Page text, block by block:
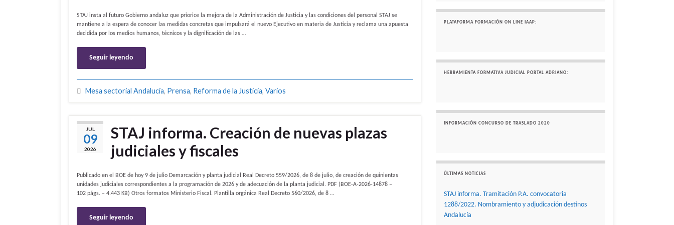
STAJ insta al futuro Gobierno andaluz que priorice la mejora de la Administración de Justicia y las condiciones del personal STAJ se
mantiene a la espera de conocer las medidas concretas que impulsará el nuevo Ejecutivo en materia de Justicia y reclama una apuesta
decidida por los medios humanos, técnicos y la dignificación de las …
Seguir leyendo
Mesa sectorial Andalucía, Prensa, Reforma de la Justicia, Varios
JUL
09
2026
STAJ informa. Creación de nuevas plazas
judiciales y fiscales
Publicado en el BOE de hoy 9 de julio Demarcación y planta judicial Real Decreto 559/2026, de 8 de julio, de creación de quinientas
unidades judiciales correspondientes a la programación de 2026 y de adecuación de la planta judicial. PDF (BOE-A-2026-14878 –
102 págs. – 4.443 KB) Otros formatos Ministerio Fiscal. Plantilla orgánica Real Decreto 560/2026, de 8 …
Seguir leyendo
PLATAFORMA FORMACIÓN ON LINE IAAP:
HERRAMIENTA FORMATIVA JUDICIAL PORTAL ADRIANO:
INFORMACIÓN CONCURSO DE TRASLADO 2020
ÚLTIMAS NOTICIAS
STAJ informa. Tramitación P.A. convocatoria
1288/2022. Nombramiento y adjudicación destinos
Andalucía